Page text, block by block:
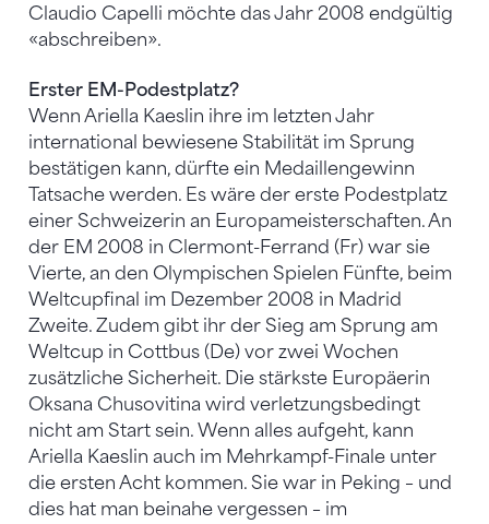
Claudio Capelli möchte das Jahr 2008 endgültig
«abschreiben».
Erster EM-Podestplatz?
Wenn Ariella Kaeslin ihre im letzten Jahr
international bewiesene Stabilität im Sprung
bestätigen kann, dürfte ein Medaillengewinn
Tatsache werden. Es wäre der erste Podestplatz
einer Schweizerin an Europameisterschaften. An
der EM 2008 in Clermont-Ferrand (Fr) war sie
Vierte, an den Olympischen Spielen Fünfte, beim
Weltcupfinal im Dezember 2008 in Madrid
Zweite. Zudem gibt ihr der Sieg am Sprung am
Weltcup in Cottbus (De) vor zwei Wochen
zusätzliche Sicherheit. Die stärkste Europäerin
Oksana Chusovitina wird verletzungsbedingt
nicht am Start sein. Wenn alles aufgeht, kann
Ariella Kaeslin auch im Mehrkampf-Finale unter
die ersten Acht kommen. Sie war in Peking – und
dies hat man beinahe vergessen – im